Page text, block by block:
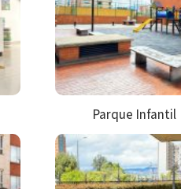
Parque Infantil